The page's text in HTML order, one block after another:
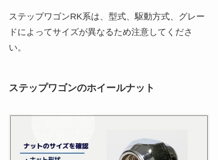
ステップワゴンRK系は、型式、駆動方式、グレー
ドによってサイズが異なるため注意してくださ
い。
ステップワゴンのホイールナット